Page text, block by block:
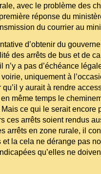
avec le problème des
réponse du
du courrier au
d’obtenir du
des arrêts de bus et de
n’y a pas d’échéance
uniquement à
y aurait à rendre
même temps le
ce qui le serait encore
ces arrêts soient rendus
arrêts en zone rurale, il
la cela ne dérange pas
qu’elles ne